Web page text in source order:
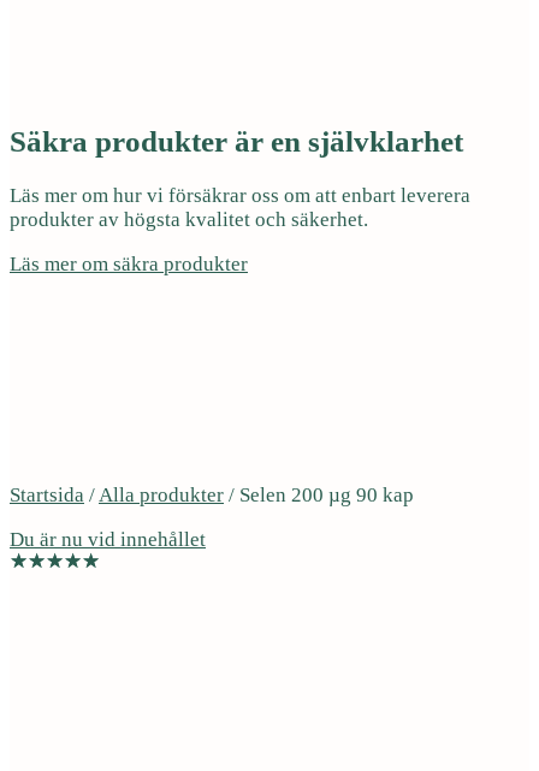
Säkra produkter är en självklarhet
Läs mer om hur vi försäkrar oss om att enbart leverera
produkter av högsta kvalitet och säkerhet.
Läs mer om säkra produkter
Startsida / Alla produkter / Selen 200 µg 90 kap
Du är nu vid innehållet